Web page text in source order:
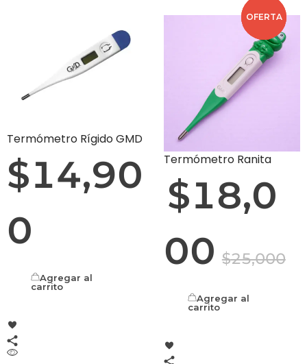
Termómetro Rígido GMD
$14,90
0
Agregar al
carrito
OFERTA
Termómetro Ranita
$18,0
00 $25,000
Agregar al
carrito
OFERTA
OFERTA